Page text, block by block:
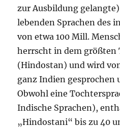
zur Ausbildung
lebenden Sprachen des
von etwa 100 Mill.
herrscht in dem größten
(Hindostan) und wird
ganz Indien gesprochen
Obwohl eine
Indische Sprachen),
„Hindostani“ bis zu 40